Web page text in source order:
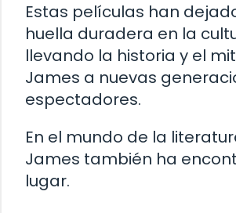
Estas películas han
huella duradera en la
llevando la historia y el
James a nuevas
espectadores.
En el mundo de la
James también ha
lugar.